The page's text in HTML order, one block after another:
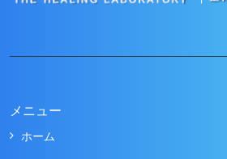
メニュー
ホーム